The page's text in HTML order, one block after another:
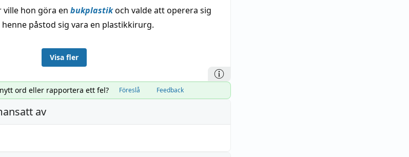
hon göra en bukplastikoch valde att operera sig
påstod sig vara en plastikkirurg.
Visa fler
ord eller rapportera ett fel? Föreslå Feedback
av